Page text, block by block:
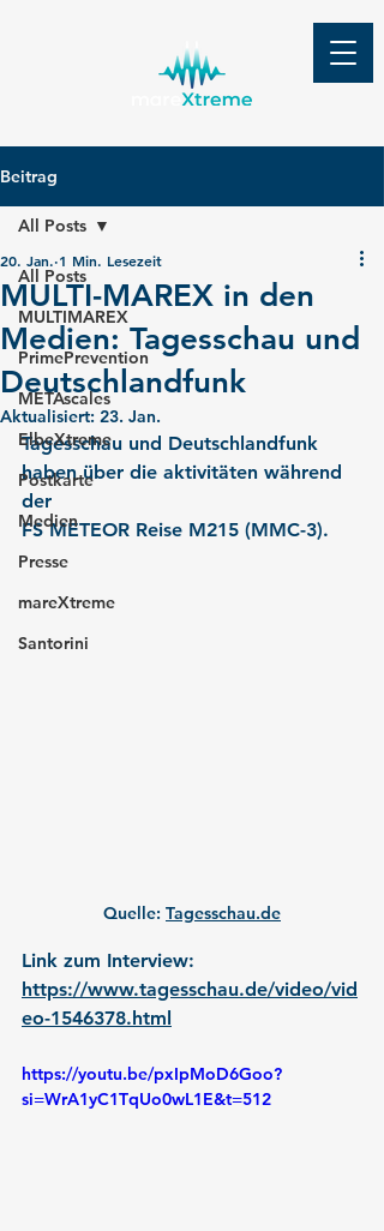
Beitrag
All Posts
MULTIMAREX
PrimePrevention
METAscales
ElbeXtreme
Postkarte
Medien
Presse
mareXtreme
Santorini
All Posts
MULTI-MAREX in den
Medien: Tagesschau und
Deutschlandfunk
20. Jan. 1 Min. Lesezeit
Aktualisiert: 23. Jan.
Tagesschau und Deutschlandfunk
haben über die aktivitäten während
der
FS METEOR Reise M215 (MMC-3).
Quelle: Tagesschau.de
Link zum Interview:
https://www.tagesschau.de/video/vid
eo-1546378.html
https://youtu.be/pxIpMoD6Goo?
si=WrA1yC1TqUo0wL1E&t=512